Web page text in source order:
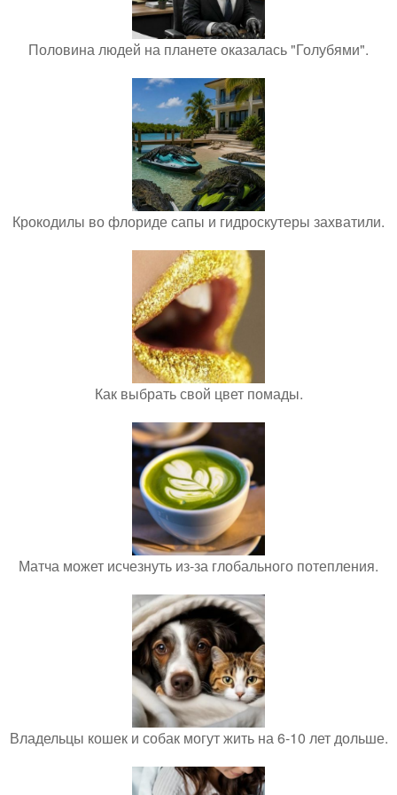
Половина людей на планете оказалась "Голубями".
Крокодилы во флориде сапы и гидроскутеры захватили.
Как выбрать свой цвет помады.
Матча может исчезнуть из-за глобального потепления.
Владельцы кошек и собак могут жить на 6-10 лет дольше.